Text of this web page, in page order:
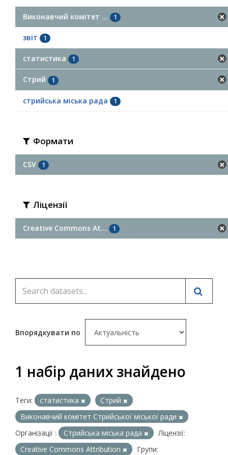
Виконавчий комітет ... 1
звіт 1
статистика 1
Стрий 1
стрийська міська рада 1
Формати
CSV 1
Ліцензії
Creative Commons At... 1
Впорядкувати по
1 набір даних знайдено
Теги: статистика
Стрий
Виконавчий комітет Стрийської міської ради
Організації :
Стрийська міська рада
Ліцензії:
Creative Commons Attribution
Групи: